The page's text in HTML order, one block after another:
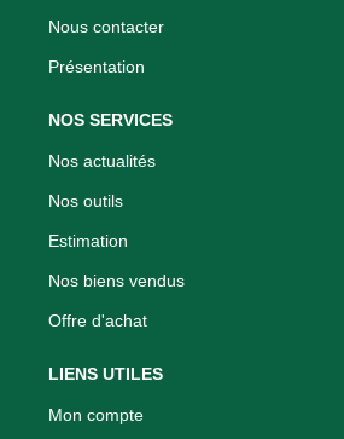
Nous contacter
Présentation
NOS SERVICES
Nos actualités
Nos outils
Estimation
Nos biens vendus
Offre d'achat
LIENS UTILES
Mon compte